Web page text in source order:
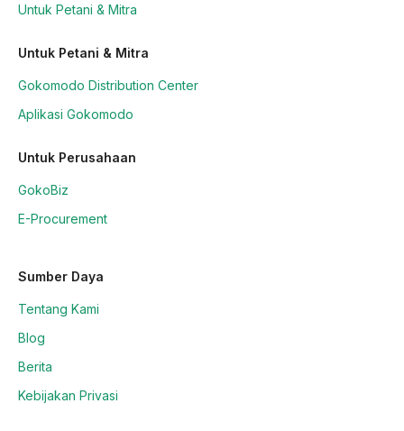
Untuk Petani & Mitra
Untuk Petani & Mitra
Gokomodo Distribution Center
Aplikasi Gokomodo
Untuk Perusahaan
GokoBiz
E-Procurement
Sumber Daya
Tentang Kami
Blog
Berita
Kebijakan Privasi